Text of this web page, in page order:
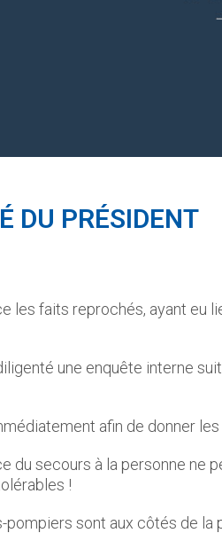
DU PRÉSIDENT
les faits reprochés, ayant eu
une enquête interne
afin de donner
du secours à la personne ne
!
pompiers sont aux côtés de